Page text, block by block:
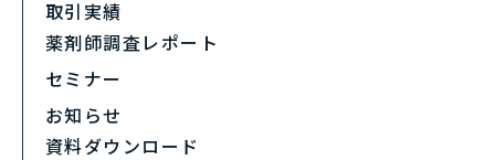
取引実績
薬剤師調査レポート
セミナー
お知らせ
資料ダウンロード